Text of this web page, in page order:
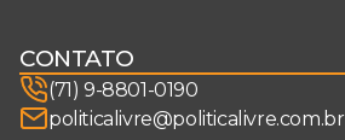
CONTATO
(71) 9-8801-0190
politicalivre@politicalivre.com.br